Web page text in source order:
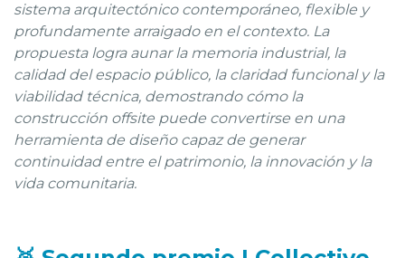
sistema arquitectónico contemporáneo, flexible y
profundamente arraigado en el contexto. La
propuesta logra aunar la memoria industrial, la
calidad del espacio público, la claridad funcional y la
viabilidad técnica, demostrando cómo la
construcción offsite puede convertirse en una
herramienta de diseño capaz de generar
continuidad entre el patrimonio, la innovación y la
vida comunitaria.